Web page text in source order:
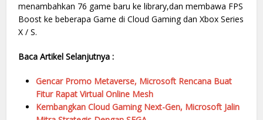
menambahkan 76 game baru ke library,dan membawa FPS
Boost ke beberapa Game di Cloud Gaming dan Xbox Series
X / S.
Baca Artikel Selanjutnya :
Gencar Promo Metaverse, Microsoft Rencana Buat
Fitur Rapat Virtual Online Mesh
Kembangkan Cloud Gaming Next-Gen, Microsoft Jalin